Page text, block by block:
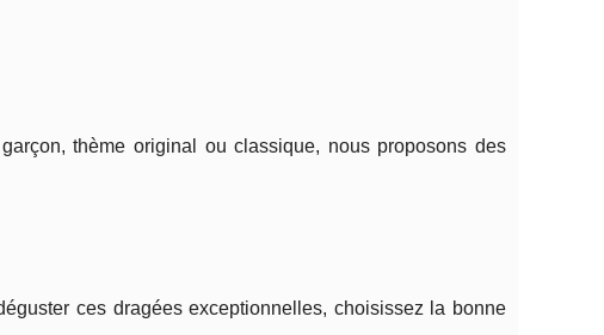
thème original ou classique, nous proposons des
ces dragées exceptionnelles, choisissez la bonne